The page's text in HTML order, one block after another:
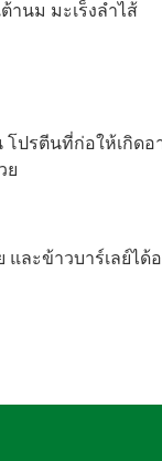
านม มะเร็งลำไส้
ปรตีนที่ก่อให้เกิด
ย
ข้าวบาร์เลย์ได้อ